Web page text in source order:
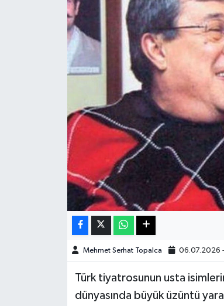
Mehmet Serhat Topalca 06.07.2026
Türk tiyatrosunun usta
dünyasında büyük üzüntü
Haberde İnsan
Kültür Sanat
Manşet Altı
Manşetler
Resmi İlan
SürManşet